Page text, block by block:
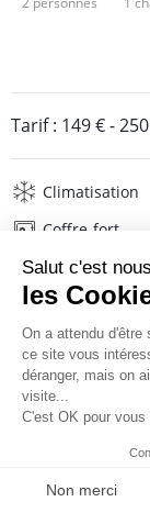
Tarif : 149 €-
Climatisation
Coffre-fort
Wifi
Lave-linge
Sèche-
Description